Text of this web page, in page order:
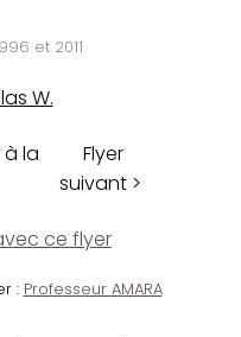
et 2011
W.
à la
Flyer
suivant >
ce flyer
: Professeur AMARA